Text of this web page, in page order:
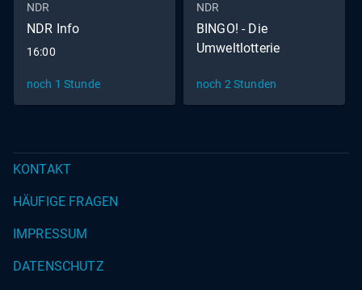
NDR
NDR Info
16:00
noch 1 Stunde
NDR
BINGO! - Die
Umweltlotterie
noch 2 Stunden
KONTAKT
HÄUFIGE FRAGEN
IMPRESSUM
DATENSCHUTZ